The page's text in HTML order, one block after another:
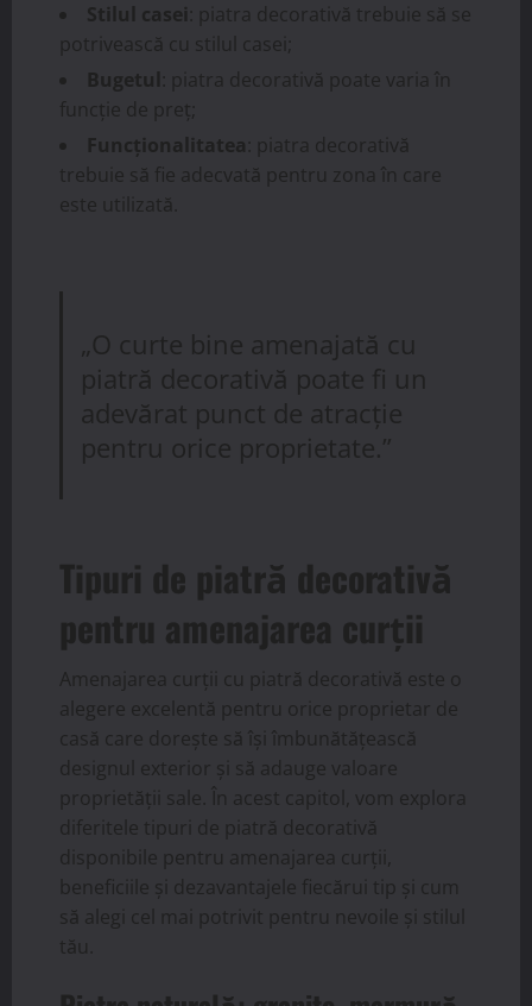
Stilul casei : piatra decorativă trebuie să se
potrivească cu stilul casei;
Bugetul : piatra decorativă poate varia în
funcție de preț;
Funcționalitatea : piatra decorativă
trebuie să fie adecvată pentru zona în care
este utilizată.
„O curte bine amenajată cu
piatră decorativă poate fi un
adevărat punct de atracție
pentru orice proprietate.”
Tipuri de piatră decorativă
pentru amenajarea curții
Amenajarea curții cu piatră decorativă este o
alegere excelentă pentru orice proprietar de
casă care dorește să își îmbunătățească
designul exterior și să adauge valoare
proprietății sale. În acest capitol, vom explora
diferitele tipuri de piatră decorativă
disponibile pentru amenajarea curții,
beneficiile și dezavantajele fiecărui tip și cum
să alegi cel mai potrivit pentru nevoile și stilul
tău.